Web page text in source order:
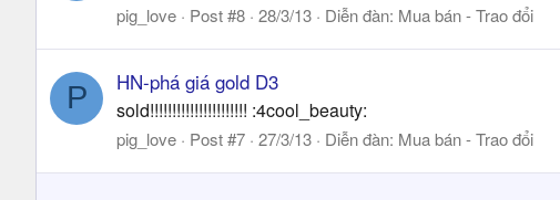
pig_love Post #8 28/3/13 Diễn đàn: Mua bán - Trao đổi
P HN-phá giá gold D3
sold!!!!!!!!!!!!!!!!!!!!!! :4cool_beauty:
pig_love Post #7 27/3/13 Diễn đàn: Mua bán - Trao đổi